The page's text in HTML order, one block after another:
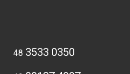
48 3533 0350